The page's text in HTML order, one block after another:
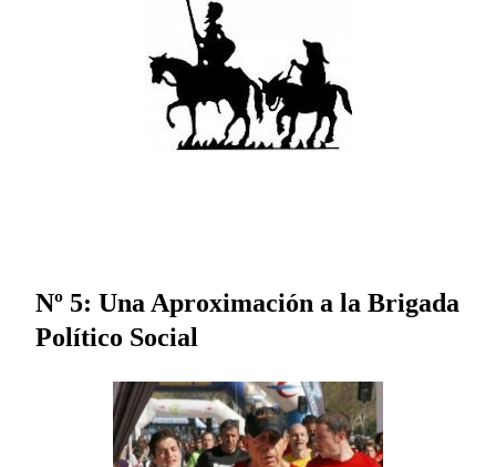
Nº 5: Una Aproximación a la Brigada
Político Social